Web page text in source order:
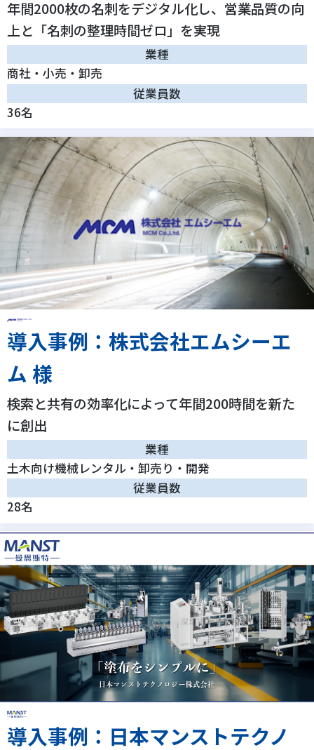
年間2000枚の名刺をデジタル化し、営業品質の向
上と「名刺の整理時間ゼロ」を実現
業種
商社・小売・卸売
従業員数
36名
導入事例：株式会社エムシーエ
ム 様
検索と共有の効率化によって年間200時間を新た
に創出
業種
土木向け機械レンタル・卸売り・開発
従業員数
28名
導入事例：日本マンストテクノ